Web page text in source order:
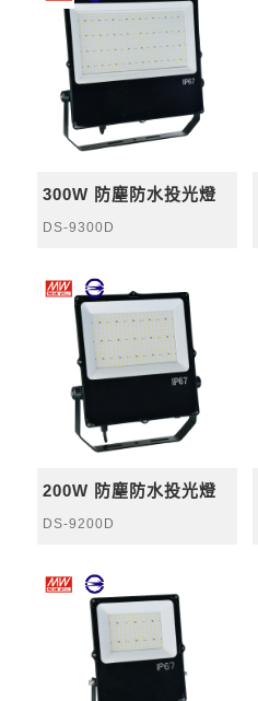
300W 防塵防水投光燈
DS-9300D
200W 防塵防水投光燈
DS-9200D